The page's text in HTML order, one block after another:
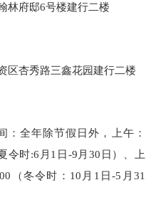
府邸6号楼建行二楼
杏秀路三鑫花园建行二楼
全年除节假日外，上午：
令时:6月1日-9月30日）、上
（冬令时：10月1日-5月31